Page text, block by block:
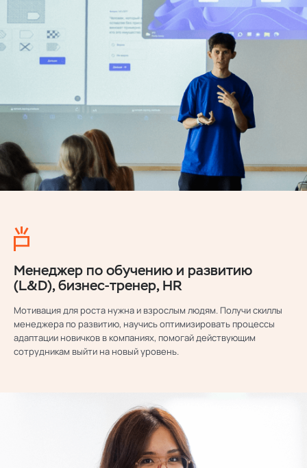
Менеджер по обучению и развитию
(L&D), бизнес-тренер, HR
Мотивация для роста нужна и взрослым людям. Получи скиллы
менеджера по развитию, научись оптимизировать процессы
адаптации новичков в компаниях, помогай действующим
сотрудникам выйти на новый уровень.